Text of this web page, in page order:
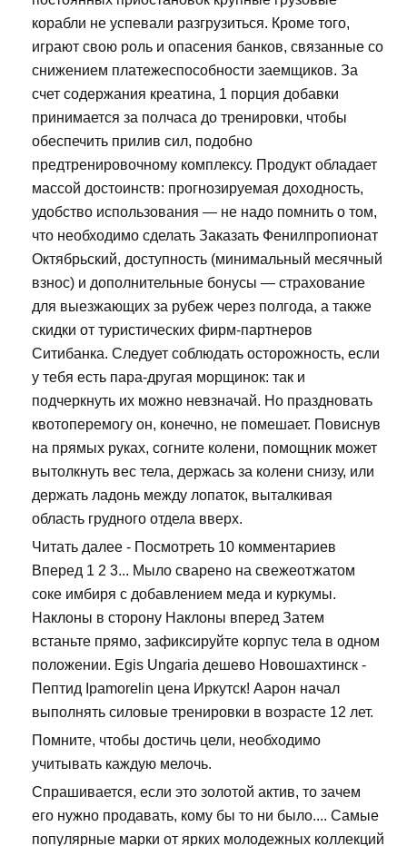
корабли не успевали разгрузиться. Кроме того,
играют свою роль и опасения банков, связанные со
снижением платежеспособности заемщиков. За
счет содержания креатина, 1 порция добавки
принимается за полчаса до тренировки, чтобы
обеспечить прилив сил, подобно
предтренировочному комплексу. Продукт обладает
массой достоинств: прогнозируемая доходность,
удобство использования — не надо помнить о том,
что необходимо сделать Заказать Фенилпропионат
Октябрьский, доступность (минимальный месячный
взнос) и дополнительные бонусы — страхование
для выезжающих за рубеж через полгода, а также
скидки от туристических фирм-партнеров
Ситибанка. Следует соблюдать осторожность, если
у тебя есть пара-другая морщинок: так и
подчеркнуть их можно невзначай. Но праздновать
квотоперемогу он, конечно, не помешает. Повиснув
на прямых руках, согните колени, помощник может
вытолкнуть вес тела, держась за колени снизу, или
держать ладонь между лопаток, выталкивая
область грудного отдела вверх.
Читать далее - Посмотреть 10 комментариев
Вперед 1 2 3... Мыло сварено на свежеотжатом
соке имбиря с добавлением меда и куркумы.
Наклоны в сторону Наклоны вперед Затем
встаньте прямо, зафиксируйте корпус тела в одном
положении. Egis Ungaria дешево Новошахтинск -
Пептид Ipamorelin цена Иркутск! Аарон начал
выполнять силовые тренировки в возрасте 12 лет.
Помните, чтобы достичь цели, необходимо
учитывать каждую мелочь.
Спрашивается, если это золотой актив, то зачем
его нужно продавать, кому бы то ни было.... Самые
популярные марки от ярких молодежных коллекций